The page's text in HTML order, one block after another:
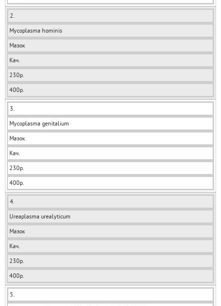
2.
Mycoplasma hominis
Мазок
Кач.
230р.
400р.
3.
Mycoplasma genitalium
Мазок
Кач.
230р.
400р.
4.
Ureaplasma urealyticum
Мазок
Кач.
230р.
400р.
5.